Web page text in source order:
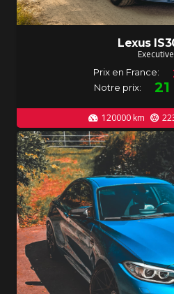
Lexus
Executive
Prix en France:
Notre prix:
120000 km